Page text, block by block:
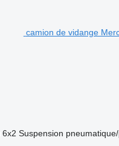
camion de vidange
6x2 Suspension